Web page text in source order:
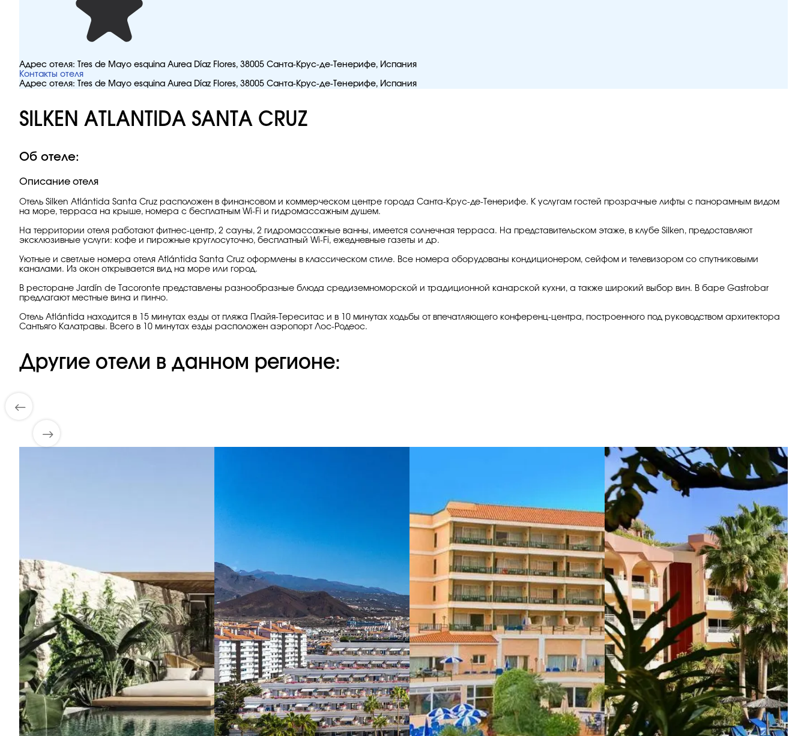
Адрес отеля:
Tres de Mayo esquina Aurea Díaz Flores, 38005 Санта-Крус-де-Тенерифе, Испания
Контакты отеля
Адрес отеля:
Tres de Mayo esquina Aurea Díaz Flores, 38005 Санта-Крус-де-Тенерифе, Испания
SILKEN ATLANTIDA SANTA CRUZ
Об отеле:
Описание отеля
Отель Silken Atlántida Santa Cruz расположен в финансовом и коммерческом центре города Санта-Крус-де-Тенерифе. К услугам гостей прозрачные лифты с панорамным видом
на море, терраса на крыше, номера с бесплатным Wi-Fi и гидромассажным душем.
На территории отеля работают фитнес-центр, 2 сауны, 2 гидромассажные ванны, имеется солнечная терраса. На представительском этаже, в клубе Silken, предоставляют
эксклюзивные услуги: кофе и пирожные круглосуточно, бесплатный Wi-Fi, ежедневные газеты и др.
Уютные и светлые номера отеля Atlántida Santa Cruz оформлены в классическом стиле. Все номера оборудованы кондиционером, сейфом и телевизором со спутниковыми
каналами. Из окон открывается вид на море или город.
В ресторане Jardín de Tacoronte представлены разнообразные блюда средиземноморской и традиционной канарской кухни, а также широкий выбор вин. В баре Gastrobar
предлагают местные вина и пинчо.
Отель Atlántida находится в 15 минутах езды от пляжа Плайя-Тереситас и в 10 минутах ходьбы от впечатляющего конференц-центра, построенного под руководством архитектора
Сантьяго Калатравы. Всего в 10 минутах езды расположен аэропорт Лос-Родеос.
Другие отели в данном регионе: